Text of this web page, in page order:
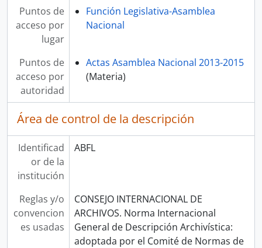
Puntos de
acceso por
lugar
Función Legislativa-Asamblea
Nacional
Puntos de
acceso por
autoridad
Actas Asamblea Nacional 2013-2015
(Materia)
Área de control de la descripción
Identificad
or de la
institución
ABFL
Reglas y/o
convencion
es usadas
CONSEJO INTERNACIONAL DE
ARCHIVOS. Norma Internacional
General de Descripción Archivística:
adoptada por el Comité de Normas de